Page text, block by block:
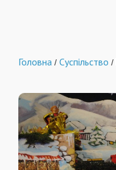
Головна / Суспільство /